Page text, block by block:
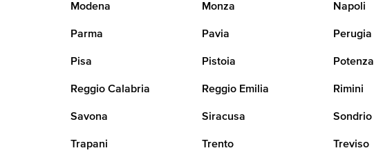
Modena Monza Napoli
Parma Pavia Perugia
Pisa Pistoia Potenza
Reggio Calabria Reggio Emilia Rimini
Savona Siracusa Sondrio
Trapani Trento Treviso